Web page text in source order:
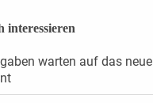
interessieren
warten auf das neue